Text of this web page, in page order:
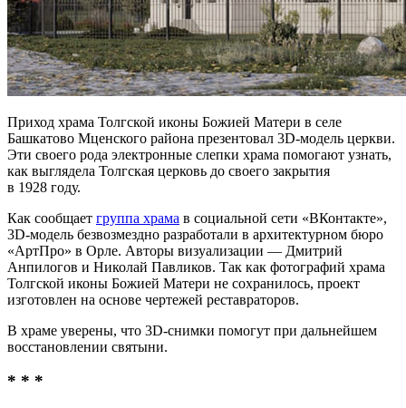
Приход храма Толгской иконы Божией Матери в селе
Башкатово Мценского района презентовал 3D-модель церкви.
Эти своего рода электронные слепки храма помогают узнать,
как выглядела Толгская церковь до своего закрытия
в 1928 году.
Как сообщает группа храма в социальной сети «ВКонтакте»,
3D-модель безвозмездно разработали в архитектурном бюро
«АртПро» в Орле. Авторы визуализации — Дмитрий
Анпилогов и Николай Павликов. Так как фотографий храма
Толгской иконы Божией Матери не сохранилось, проект
изготовлен на основе чертежей реставраторов.
В храме уверены, что 3D-снимки помогут при дальнейшем
восстановлении святыни.
* * *